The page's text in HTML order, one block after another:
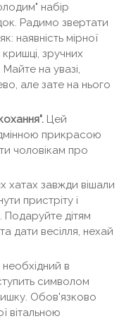
набір
Радимо звертати
наявність мірної
зручних
Майте на увазі,
але зате на нього
Цей
прикрасою
чоловікам про
хатах завжди вішали
пристріту і
Подаруйте дітям
дати весілля, нехай
в
символом
Обов'язково
вітальною